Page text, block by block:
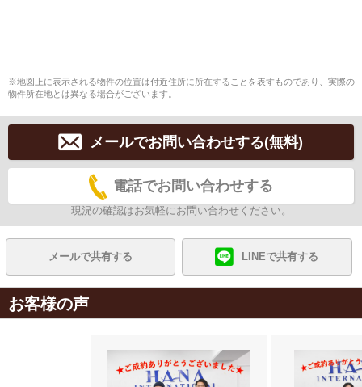
※地図上に表示される物件の位置は付近住所に所在することを表すものであり、実際の
物件所在地とは異なる場合がございます。
メールでお問い合わせする(無料)
電話でお問い合わせする
現況の確認はお気軽にお問い合わせください。
メールで共有する LINEで共有する
お客様の声